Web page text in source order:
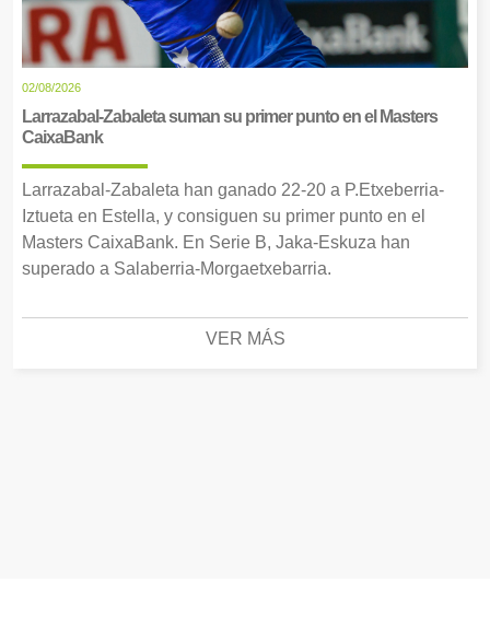
02/08/2026
Larrazabal-Zabaleta suman su primer punto en el Masters
CaixaBank
Larrazabal-Zabaleta han ganado 22-20 a P.Etxeberria-
Iztueta en Estella, y consiguen su primer punto en el
Masters CaixaBank. En Serie B, Jaka-Eskuza han
superado a Salaberria-Morgaetxebarria.
VER MÁS